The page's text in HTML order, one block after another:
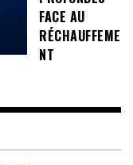
FACE AU
RÉCHAUFFEME
NT